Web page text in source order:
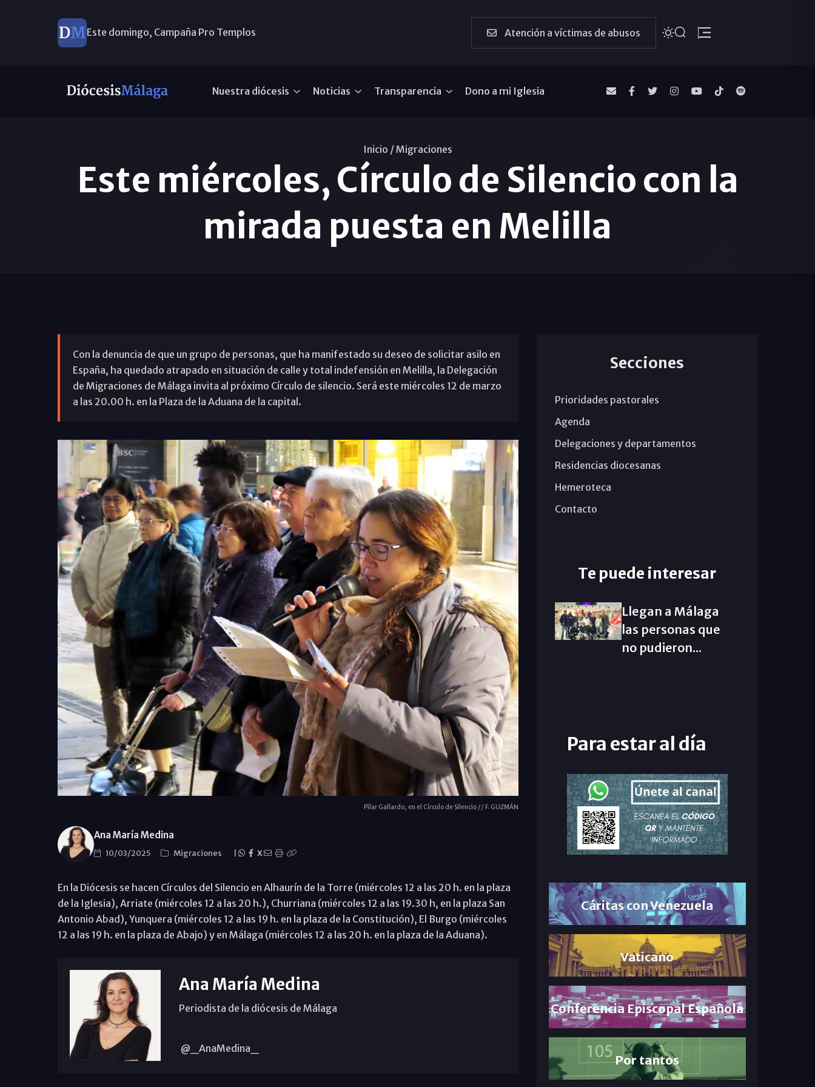
Este domingo, Campaña Pro Templos Atención a víctimas de abusos
Nuestra diócesis Noticias Transparencia Dono a mi Iglesia
Inicio /Migraciones
Este miércoles, Círculo de Silencio con la
mirada puesta en Melilla
Con la denuncia de que un grupo de personas, que ha manifestado su deseo de solicitar asilo en
España, ha quedado atrapado en situación de calle y total indefensión en Melilla, la Delegación
de Migraciones de Málaga invita al próximo Círculo de silencio. Será este miércoles 12 de marzo
a las 20.00 h. en la Plaza de la Aduana de la capital.
Pilar Gallardo, en el Círculo de Silencio // F. GUZMÁN
Ana María Medina
10/03/2025 Migraciones X
En la Diócesis se hacen Círculos del Silencio en Alhaurín de la Torre (miércoles 12 a las 20 h. en la plaza
de la Iglesia), Arriate (miércoles 12 a las 20 h.), Churriana (miércoles 12 a las 19.30 h, en la plaza San
Antonio Abad), Yunquera (miércoles 12 a las 19 h. en la plaza de la Constitución), El Burgo (miércoles
12 a las 19 h. en la plaza de Abajo) y en Málaga (miércoles 12 a las 20 h. en la plaza de la Aduana).
Ana María Medina
Periodista de la diócesis de Málaga
@_AnaMedina_
Secciones
Prioridades pastorales
Agenda
Delegaciones y departamentos
Residencias diocesanas
Hemeroteca
Contacto
Te puede interesar
Llegan a Málaga
las personas que
no pudieron...
Para estar al día
Cáritas con Venezuela
Vaticano
Conferencia Episcopal Española
Por tantos